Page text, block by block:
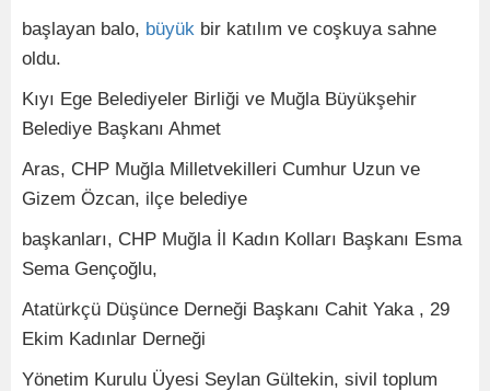
başlayan balo, büyük bir katılım ve coşkuya sahne
oldu.
Kıyı Ege Belediyeler Birliği ve Muğla Büyükşehir
Belediye Başkanı Ahmet
Aras, CHP Muğla Milletvekilleri Cumhur Uzun ve
Gizem Özcan, ilçe belediye
başkanları, CHP Muğla İl Kadın Kolları Başkanı Esma
Sema Gençoğlu,
Atatürkçü Düşünce Derneği Başkanı Cahit Yaka , 29
Ekim Kadınlar Derneği
Yönetim Kurulu Üyesi Seylan Gültekin, sivil toplum